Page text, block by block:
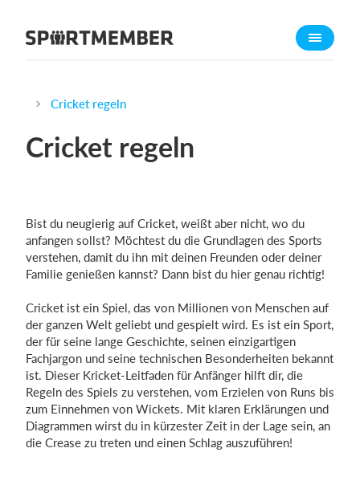
Über SportMember
Funktionen
Homepage erstellen
Vereins App
Was kostet es?
Deutsch
Einloggen
Cricket regeln
Cricket regeln
Bist du neugierig auf Cricket, weißt aber nicht, wo du
anfangen sollst? Möchtest du die Grundlagen des Sports
verstehen, damit du ihn mit deinen Freunden oder deiner
Familie genießen kannst? Dann bist du hier genau richtig!
Cricket ist ein Spiel, das von Millionen von Menschen auf
der ganzen Welt geliebt und gespielt wird. Es ist ein Sport,
der für seine lange Geschichte, seinen einzigartigen
Fachjargon und seine technischen Besonderheiten bekannt
ist. Dieser Kricket-Leitfaden für Anfänger hilft dir, die
Regeln des Spiels zu verstehen, vom Erzielen von Runs bis
zum Einnehmen von Wickets. Mit klaren Erklärungen und
Diagrammen wirst du in kürzester Zeit in der Lage sein, an
die Crease zu treten und einen Schlag auszuführen!